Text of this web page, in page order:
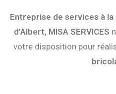
Entreprise de services à
d’Albert, MISA SERVICES
votre disposition pour